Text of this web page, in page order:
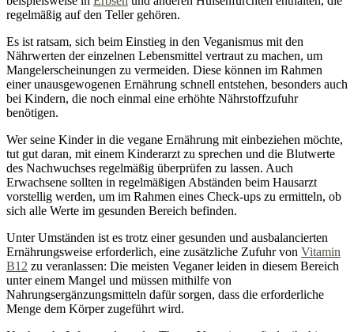
regelmäßig auf den Teller gehören.
Es ist ratsam, sich beim Einstieg in den Veganismus mit den
Nährwerten der einzelnen Lebensmittel vertraut zu machen, um
Mangelerscheinungen zu vermeiden. Diese können im Rahmen
einer unausgewogenen Ernährung schnell entstehen, besonders auch
bei Kindern, die noch einmal eine erhöhte Nährstoffzufuhr
benötigen.
Wer seine Kinder in die vegane Ernährung mit einbeziehen möchte,
tut gut daran, mit einem Kinderarzt zu sprechen und die Blutwerte
des Nachwuchses regelmäßig überprüfen zu lassen. Auch
Erwachsene sollten in regelmäßigen Abständen beim Hausarzt
vorstellig werden, um im Rahmen eines Check-ups zu ermitteln, ob
sich alle Werte im gesunden Bereich befinden.
Unter Umständen ist es trotz einer gesunden und ausbalancierten
Ernährungsweise erforderlich, eine zusätzliche Zufuhr von Vitamin
B12 zu veranlassen: Die meisten Veganer leiden in diesem Bereich
unter einem Mangel und müssen mithilfe von
Nahrungsergänzungsmitteln dafür sorgen, dass die erforderliche
Menge dem Körper zugeführt wird.